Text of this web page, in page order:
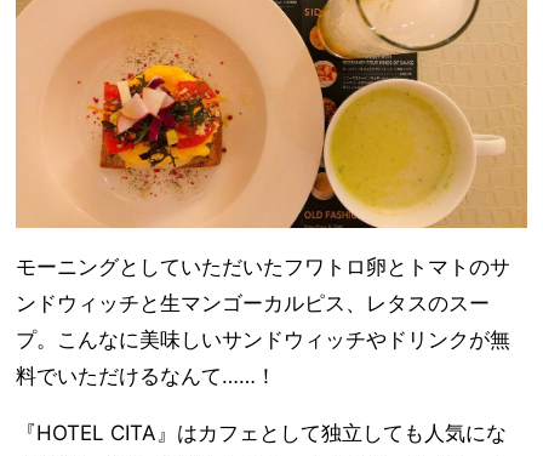
モーニングとしていただいたフワトロ卵とトマトのサ
ンドウィッチと生マンゴーカルピス、レタスのスー
プ。こんなに美味しいサンドウィッチやドリンクが無
料でいただけるなんて……！
『HOTEL CITA』はカフェとして独立しても人気にな